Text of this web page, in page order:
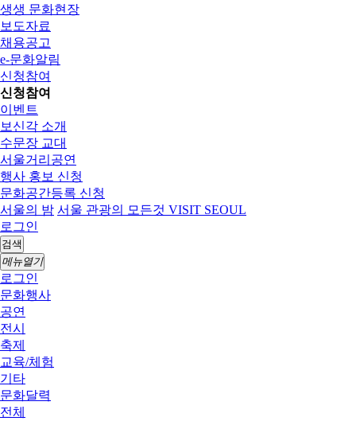
생생 문화현장
보도자료
채용공고
e-문화알림
신청참여
신청참여
이벤트
보신각 소개
수문장 교대
서울거리공연
행사 홍보 신청
문화공간등록 신청
서울의 밤 서울 관광의 모든것 VISIT SEOUL
로그인
검색
메뉴열기
로그인
문화행사
공연
전시
축제
교육/체험
기타
문화달력
전체